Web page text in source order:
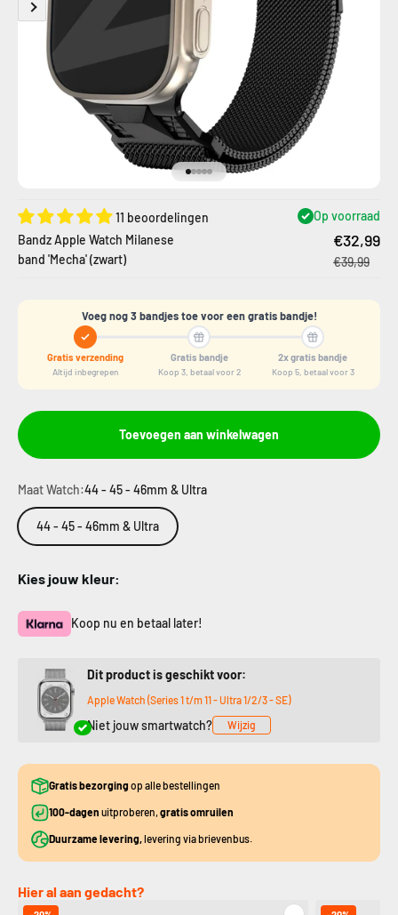
Naar artikel 1
Naar artikel 2
Naar artikel 3
Naar artikel 4
Naar artikel 5
11 beoordelingen
Op voorraad
Bandz Apple Watch Milanese
band 'Mecha' (zwart)
€32,99
€39,99
Voeg nog 3 bandjes toe voor een gratis bandje!
Gratis verzending
Altijd inbegrepen
Gratis bandje
Koop 3, betaal voor 2
2x gratis bandje
Koop 5, betaal voor 3
Toevoegen aan winkelwagen
Maat Watch:44 - 45 - 46mm & Ultra
44 - 45 - 46mm & Ultra
Kies jouw kleur:
Koop nu en betaal later!
Dit product is geschikt voor:
Apple Watch (Series 1 t/m 11 - Ultra 1/2/3 - SE)
Niet jouw smartwatch? Wijzig
Gratis bezorging op alle bestellingen
100-dagen uitproberen,gratis omruilen
Duurzame levering,levering via brievenbus.
Hier al aan gedacht?